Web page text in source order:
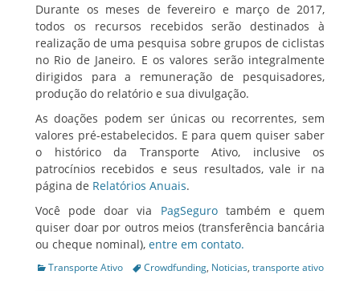
Durante os meses de fevereiro e março de 2017,
todos os recursos recebidos serão destinados à
realização de uma pesquisa sobre grupos de ciclistas
no Rio de Janeiro. E os valores serão integralmente
dirigidos para a remuneração de pesquisadores,
produção do relatório e sua divulgação.
As doações podem ser únicas ou recorrentes, sem
valores pré-estabelecidos. E para quem quiser saber
o histórico da Transporte Ativo, inclusive os
patrocínios recebidos e seus resultados, vale ir na
página de Relatórios Anuais.
Você pode doar via PagSegurotambém e quem
quiser doar por outros meios (transferência bancária
ou cheque nominal), entre em contato.
Categories
Transporte Ativo TagsCrowdfunding, Noticias, transporte ativo